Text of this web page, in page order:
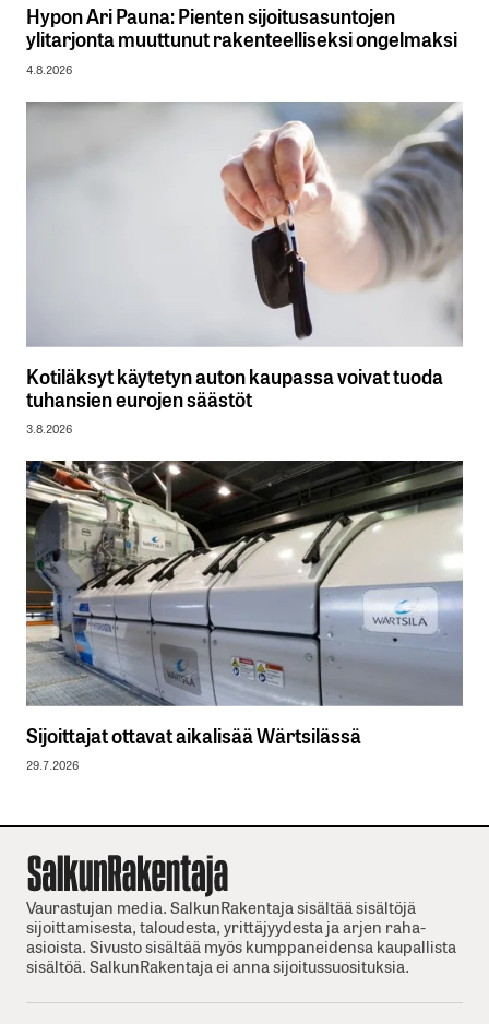
Hypon Ari Pauna: Pienten sijoitusasuntojen
ylitarjonta muuttunut rakenteelliseksi ongelmaksi
4.8.2026
Kotiläksyt käytetyn auton kaupassa voivat tuoda
tuhansien eurojen säästöt
3.8.2026
Sijoittajat ottavat aikalisää Wärtsilässä
29.7.2026
Vaurastujan media. SalkunRakentaja sisältää sisältöjä
sijoittamisesta, taloudesta, yrittäjyydesta ja arjen raha-
asioista. Sivusto sisältää myös kumppaneidensa kaupallista
sisältöä. SalkunRakentaja ei anna sijoitussuosituksia.